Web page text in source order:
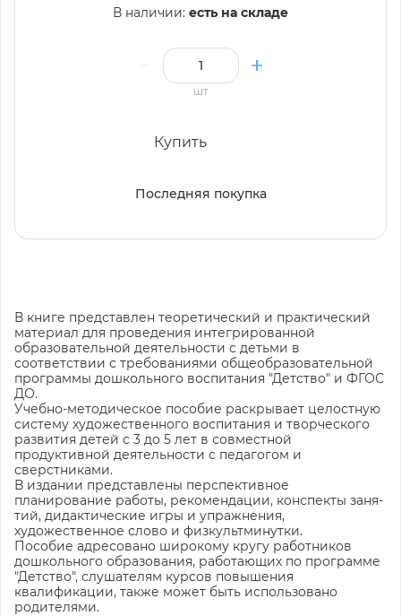
В наличии: есть на складе
шт
Купить
Последняя покупка
В книге представлен теоретический и практический
материал для проведения интегрированной
образовательной деятельности с детьми в
соответствии с требованиями общеобразовательной
про­граммы дошкольного воспитания "Детство" и ФГОС
ДО.
Учебно-методическое пособие раскрывает целостную
систему художественного воспитания и творческого
развития детей с 3 до 5 лет в совместной
продуктивной деятельности с педагогом и
сверстниками.
В издании представлены перспективное
планирование работы, рекомендации, конспекты заня­
тий, дидактические игры и упражнения,
художественное слово и физкультминутки.
Пособие адресовано широкому кругу работников
дошкольного образования, работающих по программе
"Детство", слушателям курсов повышения
квалификации, также может быть использо­вано
родителями.